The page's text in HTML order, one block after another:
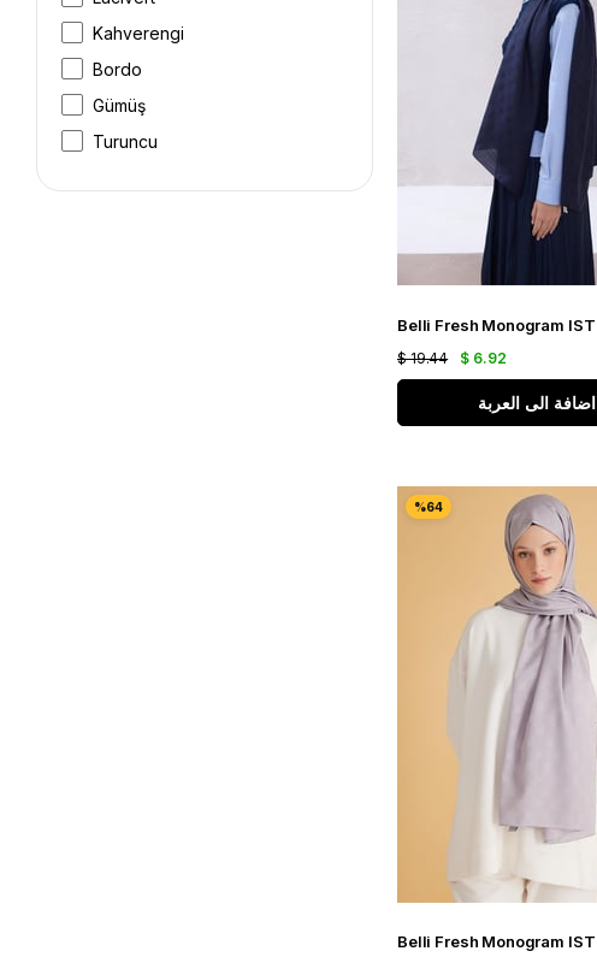
Kahverengi
Bordo
Gümüş
Turuncu
$ 6.92
$ 19.44
اضافة الى العربة